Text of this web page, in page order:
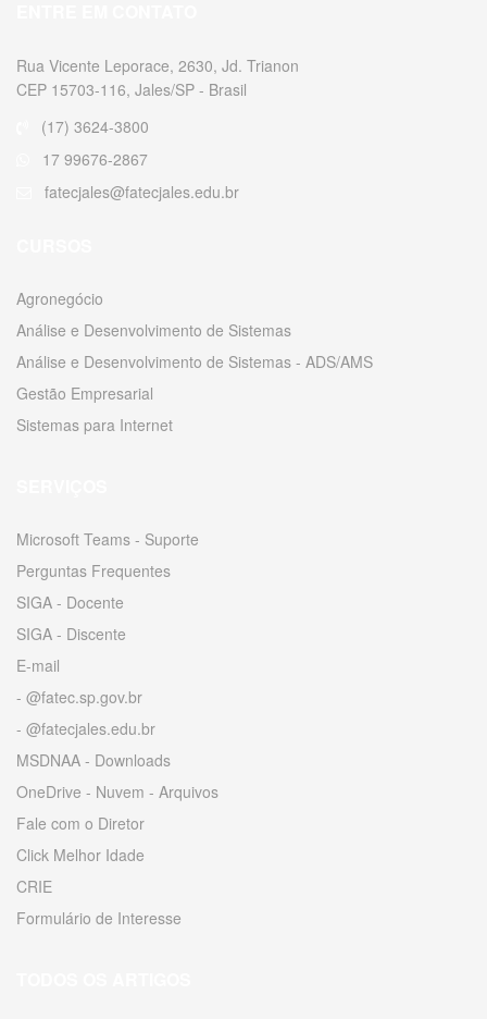
Rua Vicente Leporace, 2630, Jd. Trianon
CEP 15703-116, Jales/SP - Brasil
(17) 3624-3800
17 99676-2867
fatecjales@fatecjales.edu.br
Agronegócio
Análise e Desenvolvimento de Sistemas
Análise e Desenvolvimento de Sistemas - ADS/AMS
Gestão Empresarial
Sistemas para Internet
Microsoft Teams - Suporte
Perguntas Frequentes
SIGA - Docente
SIGA - Discente
E-mail
- @fatec.sp.gov.br
- @fatecjales.edu.br
MSDNAA - Downloads
OneDrive - Nuvem - Arquivos
Fale com o Diretor
Click Melhor Idade
CRIE
Formulário de Interesse